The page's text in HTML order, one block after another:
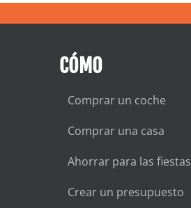
CÓMO
Comprar un coche
Comprar una casa
Ahorrar para las fiestas
Crear un presupuesto